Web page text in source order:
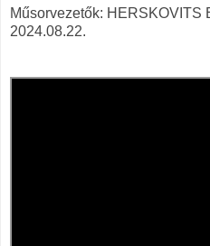
Műsorvezetők: HERSKOVITS
2024.08.22.